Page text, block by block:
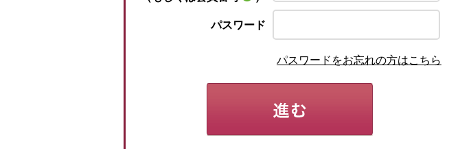
パスワード
パスワードをお忘れの方はこちら